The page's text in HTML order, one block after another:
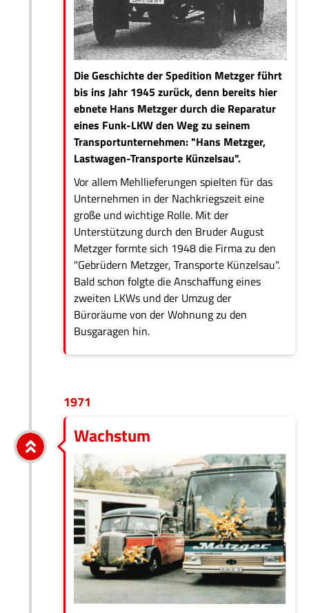
Die Geschichte der Spedition Metzger führt
bis ins Jahr 1945 zurück, denn bereits hier
ebnete Hans Metzger durch die Reparatur
eines Funk-LKW den Weg zu seinem
Transportunternehmen: "Hans Metzger,
Lastwagen-Transporte Künzelsau".
Vor allem Mehllieferungen spielten für das
Unternehmen in der Nachkriegszeit eine
große und wichtige Rolle. Mit der
Unterstützung durch den Bruder August
Metzger formte sich 1948 die Firma zu den
"Gebrüdern Metzger, Transporte Künzelsau".
Bald schon folgte die Anschaffung eines
zweiten LKWs und der Umzug der
Büroräume von der Wohnung zu den
Busgaragen hin.
1971
Wachstum